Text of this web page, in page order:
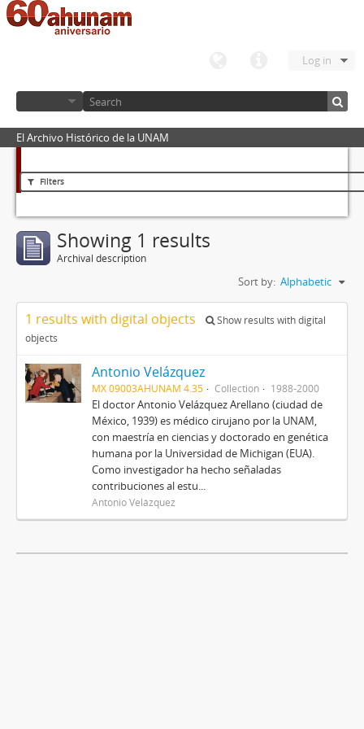
Log in
El Archivo Histórico de la UNAM
Filters
Showing 1 results
Archival description
Sort by: Alphabetic
1 results with digital objects
Show results with digital
objects
Antonio Velázquez
MX 09003AHUNAM 4.35 Collection 1988-2000
El doctor Antonio Velázquez Arellano (ciudad de
México, 1939) es médico cirujano por la UNAM,
con maestría en ciencias y doctorado en genética
humana por la Universidad de Michigan (EUA).
Como investigador ha hecho señaladas
contribuciones al estu...
Antonio Velázquez